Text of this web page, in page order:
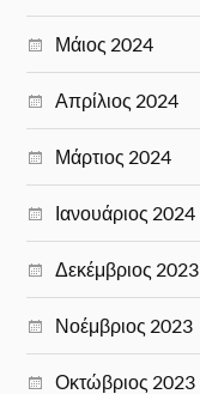
Μάιος 2024
Απρίλιος 2024
Μάρτιος 2024
Ιανουάριος 2024
Δεκέμβριος 2023
Νοέμβριος 2023
Οκτώβριος 2023